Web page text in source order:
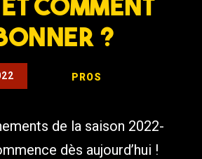
?
PROS
de la saison 2022-
dès aujourd’hui !